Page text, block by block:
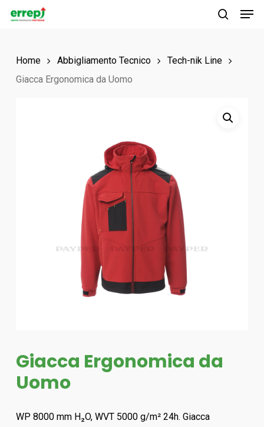
Skip
contentHome Abbigliamento Tecnico
Tech-nik Line
Giacca Ergonomica da Uomo
Giacca Ergonomica da
Uomo
WP 8000 mm H₂O, WVT 5000 g/m² 24h. Giacca